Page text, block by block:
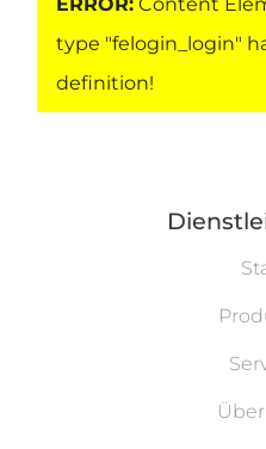
type "felogin_login"
definition!